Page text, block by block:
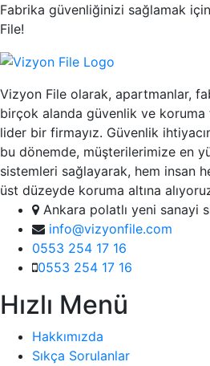
Fabrika güvenliğinizi sağlamak
File!
Vizyon File olarak, apartmanlar,
birçok alanda güvenlik ve
lider bir firmayız. Güvenlik
bu dönemde, müşterilerimize en
sistemleri sağlayarak, hem insan
üst düzeyde koruma altına
Ankara polatlı yeni sanayi
info@vizyonfile.com
0553 254 17 16
0553 254 17 16
Hızlı Menü
Hakkımızda
Sıkça Sorulanlar